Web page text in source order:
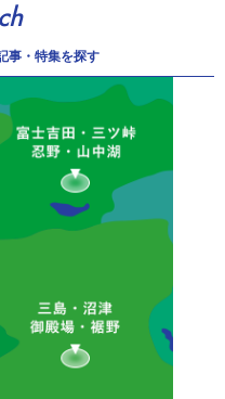
事・特集を探す